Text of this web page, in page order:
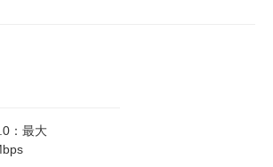
：最大